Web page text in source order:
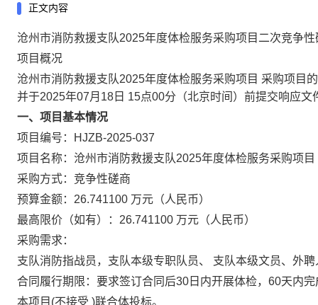
正文内容
沧州市消防救援支队2025年度体检服务采购项目二次竞争
项目概况
沧州市消防救援支队2025年度体检服务采购项目 采购项目
并于2025年07月18日 15点00分（北京时间）前提交响应文
一、项目基本情况
项目编号：HJZB-2025-037
项目名称：沧州市消防救援支队2025年度体检服务采购项目
采购方式：竞争性磋商
预算金额：26.741100 万元（人民币）
最高限价（如有）：26.741100 万元（人民币）
采购需求：
支队消防指战员，支队本级专职队员、 支队本级文员、外
合同履行期限：要求签订合同后30日内开展体检，60天内
本项目(不接受 )联合体投标。